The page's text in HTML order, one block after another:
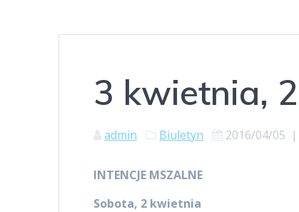
3 kwietnia,
admin Biuletyn 2016/04/05
INTENCJE MSZALNE
Sobota, 2 kwietnia